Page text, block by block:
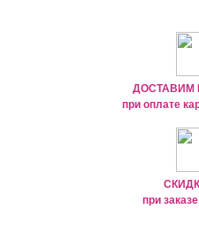
ДОСТАВИМ
при оплате
при